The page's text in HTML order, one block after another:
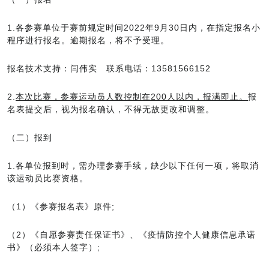
1.各参赛单位于赛前规定时间2022年9月30日内，在指定报名小
程序进行报名。逾期报名，将不予受理。
报名技术支持：闫伟实 联系电话：13581566152
2. 本次比赛，参赛运动员人数控制在200人以内，报满即止。 报
名表提交后，视为报名确认，不得无故更改和调整。
（二）报到
1.各单位报到时，需办理参赛手续，缺少以下任何一项，将取消
该运动员比赛资格。
（1）《参赛报名表》原件;
（2）《自愿参赛责任保证书》、《疫情防控个人健康信息承诺
书》（必须本人签字）;